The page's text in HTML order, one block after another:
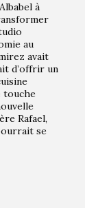
à
au
avait
d’offrir un
touche
Rafael,
se